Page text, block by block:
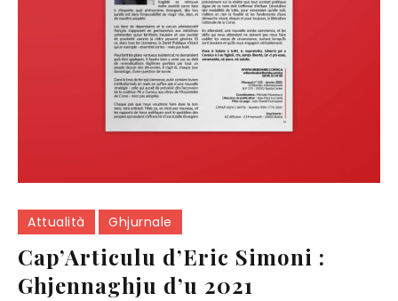
Attualità Ghjurnale
Cap’Articulu d’Eric Simoni :
Ghjennaghju d’u 2021